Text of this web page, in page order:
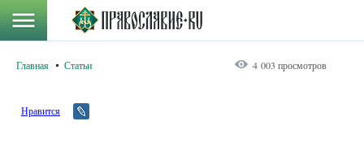
Главная Статьи 4 003 просмотров
Нравится